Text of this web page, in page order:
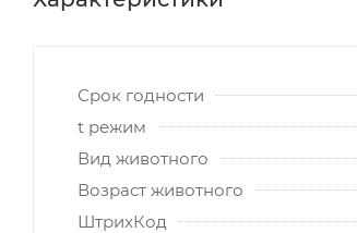
Срок годности
t режим
Вид животного
Возраст животного
ШтрихКод